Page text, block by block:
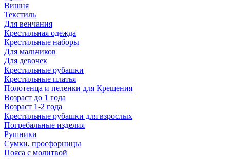
Вишня
Текстиль
Для венчания
Крестильная одежда
Крестильные наборы
Для мальчиков
Для девочек
Крестильные рубашки
Крестильные платья
Полотенца и пеленки для Крещения
Возраст до 1 года
Возраст 1-2 года
Крестильные рубашки для взрослых
Погребальные изделия
Рушники
Сумки, просфорницы
Пояса с молитвой